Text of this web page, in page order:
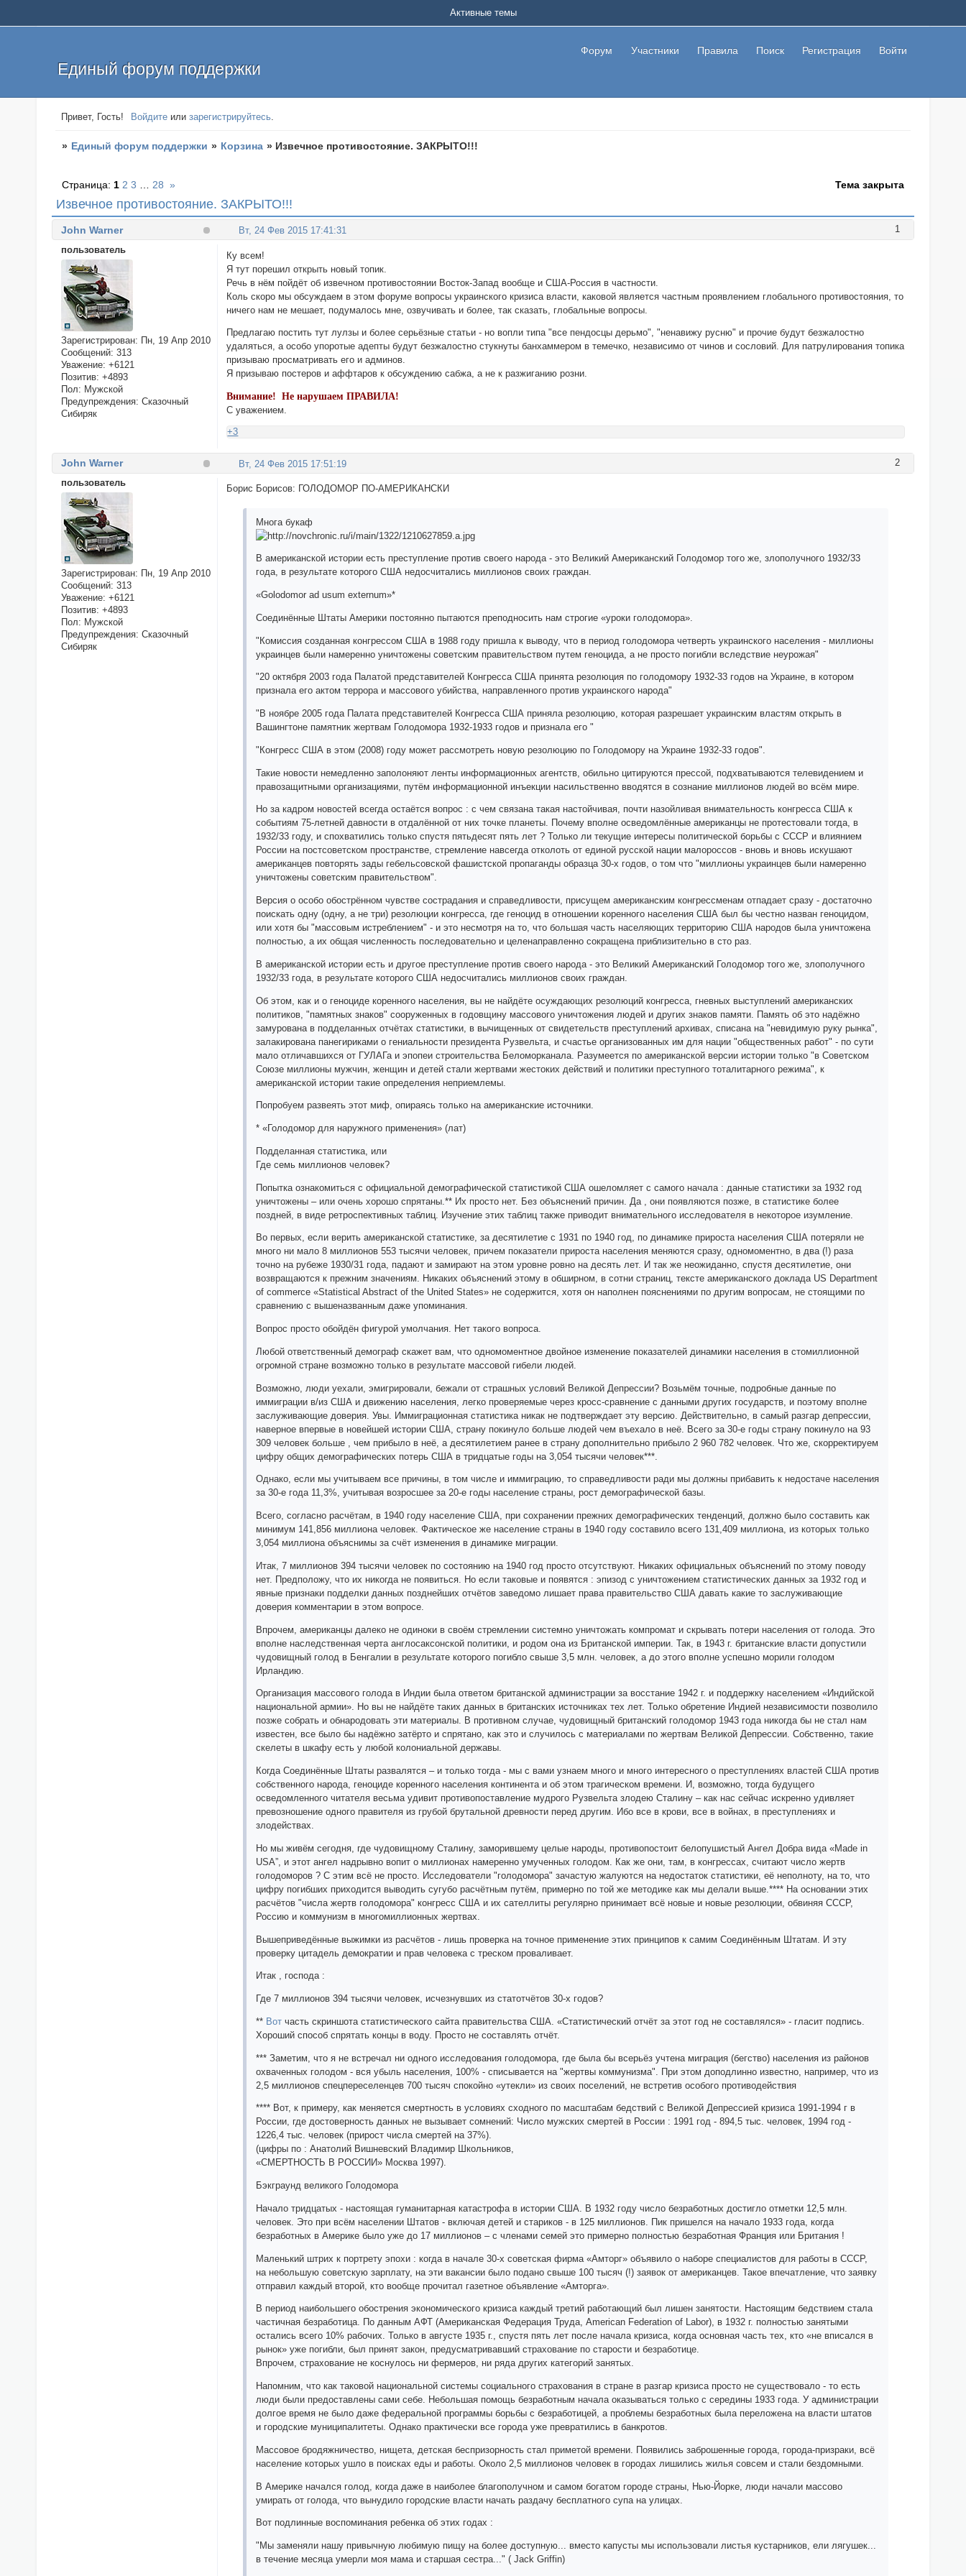
Единый форум поддержки
Форум Участники Правила Поиск Регистрация Войти
Активные темы
Привет, Гость! Войдите илизарегистрируйтесь.
» Единый форум поддержки » Корзина » Извечное противостояние. ЗАКРЫТО!!!
Извечное противостояние. ЗАКРЫТО!!!
Страница: 1 2 3 28 » Тема закрыта
1
Вт, 24 Фев 2015 17:41:31
John Warner
пользователь
Зарегистрирован: Пн, 19 Апр 2010
Сообщений: 313
Уважение: +6121
Позитив: +4893
Пол: Мужской
Предупреждения: Сказочный
Сибиряк
Ку всем!
Я тут порешил открыть новый топик.
Речь в нём пойдёт об извечном противостоянии Восток-Запад вообще и США-Россия в частности.
Коль скоро мы обсуждаем в этом форуме вопросы украинского кризиса власти, каковой является частным проявлением глобального противостояния, то
ничего нам не мешает, подумалось мне, озвучивать и более, так сказать, глобальные вопросы.
Предлагаю постить тут лулзы и более серьёзные статьи - но вопли типа "все пендосцы дерьмо", "ненавижу русню" и прочие будут безжалостно
удаляться, а особо упоротые адепты будут безжалостно стукнуты банхаммером в темечко, независимо от чинов и сословий. Для патрулирования топика
призываю просматривать его и админов.
Я призываю постеров и аффтаров к обсуждению сабжа, а не к разжиганию розни.
Внимание! Не нарушаемПРАВИЛА!
С уважением.
+3
2
Вт, 24 Фев 2015 17:51:19
John Warner
пользователь
Зарегистрирован: Пн, 19 Апр 2010
Сообщений: 313
Уважение: +6121
Позитив: +4893
Пол: Мужской
Предупреждения: Сказочный
Сибиряк
Борис Борисов: ГОЛОДОМОР ПО-АМЕРИКАНСКИ
Многа букаф
В американской истории есть преступление против своего народа - это Великий Американский Голодомор того же, злополучного 1932/33
года, в результате которого США недосчитались миллионов своих граждан.
«Golodomor ad usum externum»*
Соединённые Штаты Америки постоянно пытаются преподносить нам строгие «уроки голодомора».
"Комиссия созданная конгрессом США в 1988 году пришла к выводу, что в период голодомора четверть украинского населения - миллионы
украинцев были намеренно уничтожены советским правительством путем геноцида, а не просто погибли вследствие неурожая"
"20 октября 2003 года Палатой представителей Конгресса США принята резолюция по голодомору 1932-33 годов на Украине, в котором
признала его актом террора и массового убийства, направленного против украинского народа"
"В ноябре 2005 года Палата представителей Конгресса США приняла резолюцию, которая разрешает украинским властям открыть в
Вашингтоне памятник жертвам Голодомора 1932-1933 годов и признала его "
"Конгресс США в этом (2008) году может рассмотреть новую резолюцию по Голодомору на Украине 1932-33 годов".
Такие новости немедленно заполоняют ленты информационных агентств, обильно цитируются прессой, подхватываются телевидением и
правозащитными организациями, путём информационной инъекции насильственно вводятся в сознание миллионов людей во всём мире.
Но за кадром новостей всегда остаётся вопрос : с чем связана такая настойчивая, почти назойливая внимательность конгресса США к
событиям 75-летней давности в отдалённой от них точке планеты. Почему вполне осведомлённые американцы не протестовали тогда, в
1932/33 году, и спохватились только спустя пятьдесят пять лет ? Только ли текущие интересы политической борьбы с СССР и влиянием
России на постсоветском пространстве, стремление навсегда отколоть от единой русской нации малороссов - вновь и вновь искушают
американцев повторять зады гебельсовской фашистской пропаганды образца 30-х годов, о том что "миллионы украинцев были намеренно
уничтожены советским правительством".
Версия о особо обострённом чувстве сострадания и справедливости, присущем американским конгрессменам отпадает сразу - достаточно
поискать одну (одну, а не три) резолюции конгресса, где геноцид в отношении коренного населения США был бы честно назван геноцидом,
или хотя бы "массовым истреблением" - и это несмотря на то, что большая часть населяющих территорию США народов была уничтожена
полностью, а их общая численность последовательно и целенаправленно сокращена приблизительно в сто раз.
В американской истории есть и другое преступление против своего народа - это Великий Американский Голодомор того же, злополучного
1932/33 года, в результате которого США недосчитались миллионов своих граждан.
Об этом, как и о геноциде коренного населения, вы не найдёте осуждающих резолюций конгресса, гневных выступлений американских
политиков, "памятных знаков" сооруженных в годовщину массового уничтожения людей и других знаков памяти. Память об это надёжно
замурована в подделанных отчётах статистики, в вычищенных от свидетельств преступлений архивах, списана на "невидимую руку рынка",
залакирована панегириками о гениальности президента Рузвельта, и счастье организованных им для нации "общественных работ" - по сути
мало отличавшихся от ГУЛАГа и эпопеи строительства Беломорканала. Разумеется по американской версии истории только "в Советском
Союзе миллионы мужчин, женщин и детей стали жертвами жестоких действий и политики преступного тоталитарного режима", к
американской истории такие определения неприемлемы.
Попробуем развеять этот миф, опираясь только на американские источники.
* «Голодомор для наружного применения» (лат)
Подделанная статистика, или
Где семь миллионов человек?
Попытка ознакомиться с официальной демографической статистикой США ошеломляет с самого начала : данные статистики за 1932 год
уничтожены – или очень хорошо спрятаны.** Их просто нет. Без объяснений причин. Да , они появляются позже, в статистике более
поздней, в виде ретроспективных таблиц. Изучение этих таблиц также приводит внимательного исследователя в некоторое изумление.
Во первых, если верить американской статистике, за десятилетие с 1931 по 1940 год, по динамике прироста населения США потеряли не
много ни мало 8 миллионов 553 тысячи человек, причем показатели прироста населения меняются сразу, одномоментно, в два (!) раза
точно на рубеже 1930/31 года, падают и замирают на этом уровне ровно на десять лет. И так же неожиданно, спустя десятилетие, они
возвращаются к прежним значениям. Никаких объяснений этому в обширном, в сотни страниц, тексте американского доклада US Department
of commerce «Statistical Abstract of the United States» не содержится, хотя он наполнен пояснениями по другим вопросам, не стоящими по
сравнению с вышеназванным даже упоминания.
Вопрос просто обойдён фигурой умолчания. Нет такого вопроса.
Любой ответственный демограф скажет вам, что одномоментное двойное изменение показателей динамики населения в стомиллионной
огромной стране возможно только в результате массовой гибели людей.
Возможно, люди уехали, эмигрировали, бежали от страшных условий Великой Депрессии? Возьмём точные, подробные данные по
иммиграции в/из США и движению населения, легко проверяемые через кросс-сравнение с данными других государств, и поэтому вполне
заслуживающие доверия. Увы. Иммиграционная статистика никак не подтверждает эту версию. Действительно, в самый разгар депрессии,
наверное впервые в новейшей истории США, страну покинуло больше людей чем въехало в неё. Всего за 30-е годы страну покинуло на 93
309 человек больше , чем прибыло в неё, а десятилетием ранее в страну дополнительно прибыло 2 960 782 человек. Что же, скорректируем
цифру общих демографических потерь США в тридцатые годы на 3,054 тысячи человек***.
Однако, если мы учитываем все причины, в том числе и иммиграцию, то справедливости ради мы должны прибавить к недостаче населения
за 30-е года 11,3%, учитывая возросшее за 20-е годы население страны, рост демографической базы.
Всего, согласно расчётам, в 1940 году население США, при сохранении прежних демографических тенденций, должно было составить как
минимум 141,856 миллиона человек. Фактическое же население страны в 1940 году составило всего 131,409 миллиона, из которых только
3,054 миллиона объяснимы за счёт изменения в динамике миграции.
Итак, 7 миллионов 394 тысячи человек по состоянию на 1940 год просто отсутствуют. Никаких официальных объяснений по этому поводу
нет. Предположу, что их никогда не появиться. Но если таковые и появятся : эпизод с уничтожением статистических данных за 1932 год и
явные признаки подделки данных позднейших отчётов заведомо лишает права правительство США давать какие то заслуживающие
доверия комментарии в этом вопросе.
Впрочем, американцы далеко не одиноки в своём стремлении системно уничтожать компромат и скрывать потери населения от голода. Это
вполне наследственная черта англосаксонской политики, и родом она из Британской империи. Так, в 1943 г. британские власти допустили
чудовищный голод в Бенгалии в результате которого погибло свыше 3,5 млн. человек, а до этого вполне успешно морили голодом
Ирландию.
Организация массового голода в Индии была ответом британской администрации за восстание 1942 г. и поддержку населением «Индийской
национальной армии». Но вы не найдёте таких данных в британских источниках тех лет. Только обретение Индией независимости позволило
позже собрать и обнародовать эти материалы. В противном случае, чудовищный британский голодомор 1943 года никогда бы не стал нам
известен, все было бы надёжно затёрто и спрятано, как это и случилось с материалами по жертвам Великой Депрессии. Собственно, такие
скелеты в шкафу есть у любой колониальной державы.
Когда Соединённые Штаты развалятся – и только тогда - мы с вами узнаем много и много интересного о преступлениях властей США против
собственного народа, геноциде коренного населения континента и об этом трагическом времени. И, возможно, тогда будущего
осведомленного читателя весьма удивит противопоставление мудрого Рузвельта злодею Сталину – как нас сейчас искренно удивляет
превозношение одного правителя из грубой брутальной древности перед другим. Ибо все в крови, все в войнах, в преступлениях и
злодействах.
Но мы живём сегодня, где чудовищному Сталину, заморившему целые народы, противопостоит белопушистый Ангел Добра вида «Made in
USA”, и этот ангел надрывно вопит о миллионах намеренно умученных голодом. Как же они, там, в конгрессах, считают число жертв
голодоморов ? С этим всё не просто. Исследователи "голодомора" зачастую жалуются на недостаток статистики, её неполноту, на то, что
цифру погибших приходится выводить сугубо расчётным путём, примерно по той же методике как мы делали выше.**** На основании этих
расчётов "числа жертв голодомора" конгресс США и их сателлиты регулярно принимает всё новые и новые резолюции, обвиняя СССР,
Россию и коммунизм в многомиллионных жертвах.
Вышеприведённые выжимки из расчётов - лишь проверка на точное применение этих принципов к самим Соединённым Штатам. И эту
проверку цитадель демократии и прав человека с треском проваливает.
Итак , господа :
Где 7 миллионов 394 тысячи человек, исчезнувших из статотчётов 30-х годов?
** Вот часть скриншота статистического сайта правительства США. «Статистический отчёт за этот год не составлялся» - гласит подпись.
Хороший способ спрятать концы в воду. Просто не составлять отчёт.
*** Заметим, что я не встречал ни одного исследования голодомора, где была бы всерьёз учтена миграция (бегство) населения из районов
охваченных голодом - вся убыль населения, 100% - списывается на "жертвы коммунизма". При этом доподлинно известно, например, что из
2,5 миллионов спецпереселенцев 700 тысяч спокойно «утекли» из своих поселений, не встретив особого противодействия
**** Вот, к примеру, как меняется смертность в условиях сходного по масштабам бедствий с Великой Депрессией кризиса 1991-1994 г в
России, где достоверность данных не вызывает сомнений: Число мужских смертей в России : 1991 год - 894,5 тыс. человек, 1994 год -
1226,4 тыс. человек (прирост числа смертей на 37%).
(цифры по : Анатолий Вишневский Владимир Школьников,
«СМЕРТНОСТЬ В РОССИИ» Москва 1997).
Бэкграунд великого Голодомора
Начало тридцатых - настоящая гуманитарная катастрофа в истории США. В 1932 году число безработных достигло отметки 12,5 млн.
человек. Это при всём населении Штатов - включая детей и стариков - в 125 миллионов. Пик пришелся на начало 1933 года, когда
безработных в Америке было уже до 17 миллионов – с членами семей это примерно полностью безработная Франция или Британия !
Маленький штрих к портрету эпохи : когда в начале 30-х советская фирма «Амторг» объявило о наборе специалистов для работы в СССР,
на небольшую советскую зарплату, на эти вакансии было подано свыше 100 тысяч (!) заявок от американцев. Такое впечатление, что заявку
отправил каждый второй, кто вообще прочитал газетное объявление «Амторга».
В период наибольшего обострения экономического кризиса каждый третий работающий был лишен занятости. Настоящим бедствием стала
частичная безработица. По данным АФТ (Американская Федерация Труда, American Federation of Labor), в 1932 г. полностью занятыми
остались всего 10% рабочих. Только в августе 1935 г., спустя пять лет после начала кризиса, когда основная часть тех, кто «не вписался в
рынок» уже погибли, был принят закон, предусматривавший страхование по старости и безработице.
Впрочем, страхование не коснулось ни фермеров, ни ряда других категорий занятых.
Напомним, что как таковой национальной системы социального страхования в стране в разгар кризиса просто не существовало - то есть
люди были предоставлены сами себе. Небольшая помощь безработным начала оказываться только с середины 1933 года. У администрации
долгое время не было даже федеральной программы борьбы с безработицей, а проблемы безработных была переложена на власти штатов
и городские муниципалитеты. Однако практически все города уже превратились в банкротов.
Массовое бродяжничество, нищета, детская беспризорность стал приметой времени. Появились заброшенные города, города-призраки, всё
население которых ушло в поисках еды и работы. Около 2,5 миллионов человек в городах лишились жилья совсем и стали бездомными.
В Америке начался голод, когда даже в наиболее благополучном и самом богатом городе страны, Нью-Йорке, люди начали массово
умирать от голода, что вынудило городские власти начать раздачу бесплатного супа на улицах.
Вот подлинные воспоминания ребенка об этих годах :
"Мы заменяли нашу привычную любимую пищу на более доступную... вместо капусты мы использовали листья кустарников, ели лягушек...
в течение месяца умерли моя мама и старшая сестра..." ( Jack Griffin)